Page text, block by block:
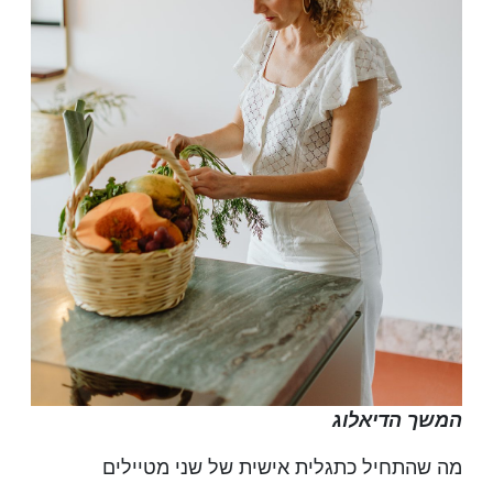
המשך הדיאלוג
מה שהתחיל כתגלית אישית של שני מטיילים